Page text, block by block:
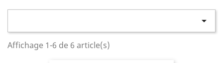

Affichage 1-6 de 6 article(s)